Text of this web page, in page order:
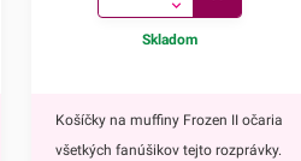
Skladom
Košíčky na muffiny Frozen II očaria
všetkých fanúšikov tejto rozprávky.